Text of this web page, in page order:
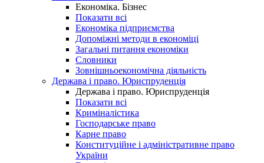
Економіка. Бізнес
Показати всі
Економіка підприємства
Допоміжні методи в економіці
Загальні питання економіки
Словники
Зовнішньоекономічна діяльність
Держава і право. Юриспруденція
Держава і право. Юриспруденція
Показати всі
Криміналістика
Господарське право
Карне право
Конституційне і адміністративне право
України